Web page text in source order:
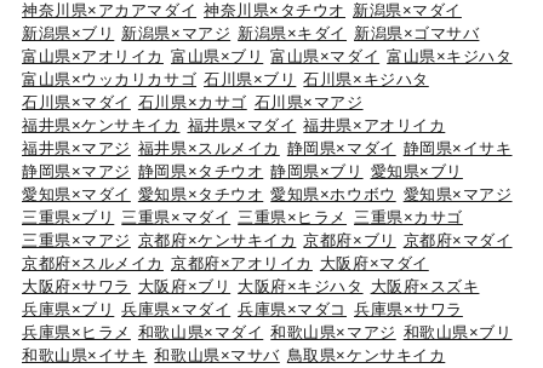
神奈川県×アカアマダイ 神奈川県×タチウオ 新潟県×マダイ
新潟県×ブリ
新潟県×マアジ 新潟県×キダイ
新潟県×ゴマサバ
富山県×アオリイカ 富山県×ブリ 富山県×マダイ 富山県×キジハタ
富山県×ウッカリカサゴ 石川県×ブリ
石川県×キジハタ
石川県×マダイ 石川県×カサゴ 石川県×マアジ
福井県×ケンサキイカ 福井県×マダイ 福井県×アオリイカ
福井県×マアジ 福井県×スルメイカ 静岡県×マダイ 静岡県×イサキ
静岡県×マアジ 静岡県×タチウオ 静岡県×ブリ
愛知県×ブリ
愛知県×マダイ 愛知県×タチウオ 愛知県×ホウボウ 愛知県×マアジ
三重県×ブリ
三重県×マダイ 三重県×ヒラメ
三重県×カサゴ
三重県×マアジ 京都府×ケンサキイカ 京都府×ブリ
京都府×マダイ
京都府×スルメイカ 京都府×アオリイカ
大阪府×マダイ
大阪府×サワラ
大阪府×ブリ 大阪府×キジハタ
大阪府×スズキ
兵庫県×ブリ
兵庫県×マダイ 兵庫県×マダコ
兵庫県×サワラ
兵庫県×ヒラメ 和歌山県×マダイ 和歌山県×マアジ 和歌山県×ブリ
和歌山県×イサキ 和歌山県×マサバ 鳥取県×ケンサキイカ